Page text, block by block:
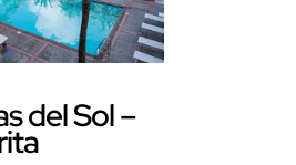
del Sol –